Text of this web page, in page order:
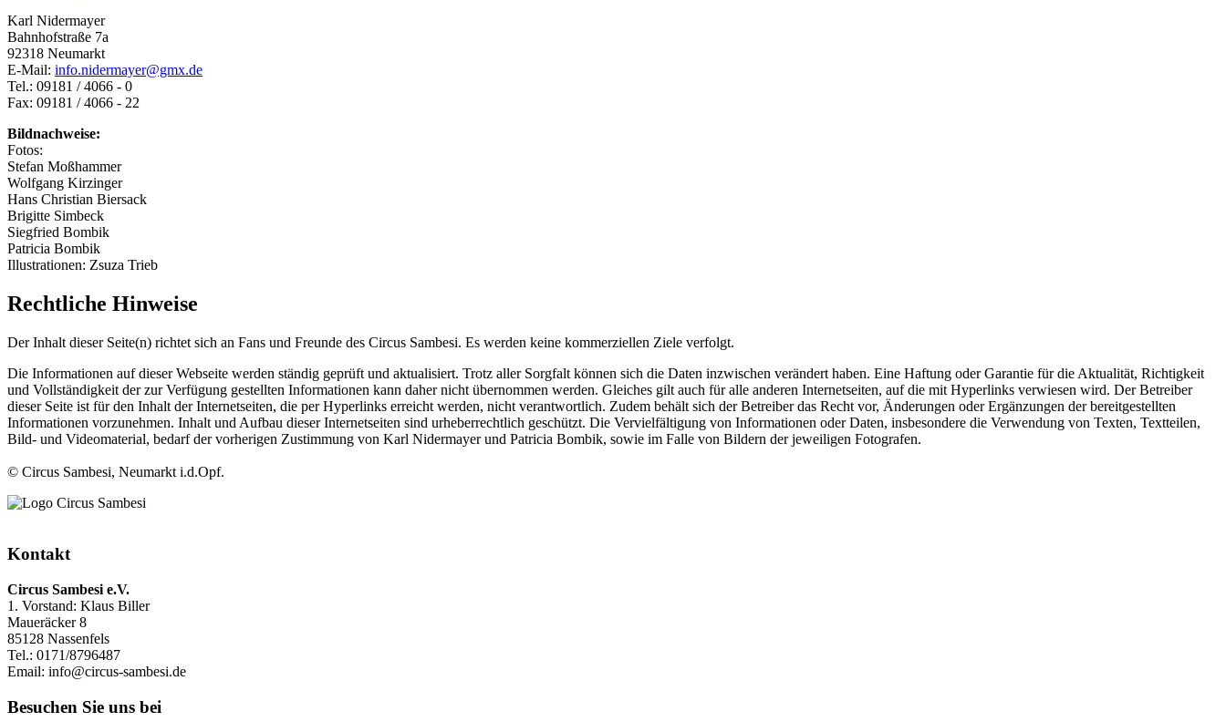
Karl Nidermayer
Bahnhofstraße 7a
92318 Neumarkt
E-Mail: info.nidermayer@gmx.de
Tel.: 09181 / 4066 - 0
Fax: 09181 / 4066 - 22
Bildnachweise:
Fotos:
Stefan Moßhammer
Wolfgang Kirzinger
Hans Christian Biersack
Brigitte Simbeck
Siegfried Bombik
Patricia Bombik
Illustrationen: Zsuza Trieb
Rechtliche Hinweise
Der Inhalt dieser Seite(n) richtet sich an Fans und Freunde des Circus Sambesi. Es werden keine kommerziellen Ziele verfolgt.
Die Informationen auf dieser Webseite werden ständig geprüft und aktualisiert. Trotz aller Sorgfalt können sich die Daten inzwischen verändert haben. Eine Haftung oder Garantie für die Aktualität, Richtigkeit
und Vollständigkeit der zur Verfügung gestellten Informationen kann daher nicht übernommen werden. Gleiches gilt auch für alle anderen Internetseiten, auf die mit Hyperlinks verwiesen wird. Der Betreiber
dieser Seite ist für den Inhalt der Internetseiten, die per Hyperlinks erreicht werden, nicht verantwortlich. Zudem behält sich der Betreiber das Recht vor, Änderungen oder Ergänzungen der bereitgestellten
Informationen vorzunehmen. Inhalt und Aufbau dieser Internetseiten sind urheberrechtlich geschützt. Die Vervielfältigung von Informationen oder Daten, insbesondere die Verwendung von Texten, Textteilen,
Bild- und Videomaterial, bedarf der vorherigen Zustimmung von Karl Nidermayer und Patricia Bombik, sowie im Falle von Bildern der jeweiligen Fotografen.
© Circus Sambesi, Neumarkt i.d.Opf.
Kontakt
Circus Sambesi e.V.
1. Vorstand: Klaus Biller
Maueräcker 8
85128 Nassenfels
Tel.: 0171/8796487
Email: info@circus-sambesi.de
Besuchen Sie uns bei